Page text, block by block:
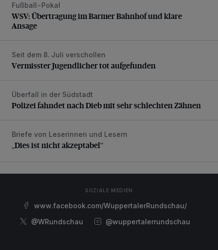
WSV: Übertragung im Barmer Bahnhof und klare Ansage
Fußball-Pokal
WSV: Übertragung im Barmer Bahnhof und klare
Ansage
Vermisster Jugendlicher tot aufgefunden
Seit dem 8. Juli verschollen
Vermisster Jugendlicher tot aufgefunden
Polizei fahndet nach Dieb mit sehr schlechten Zähnen
Überfall in der Südstadt
Polizei fahndet nach Dieb mit sehr schlechten Zähnen
„Dies ist nicht akzeptabel“
Briefe von Leserinnen und Lesern
„Dies ist nicht akzeptabel“
SOZIALE MEDIEN
www.facebook.com/WuppertalerRundschau/
@WRundschau
@wuppertalerrundschau